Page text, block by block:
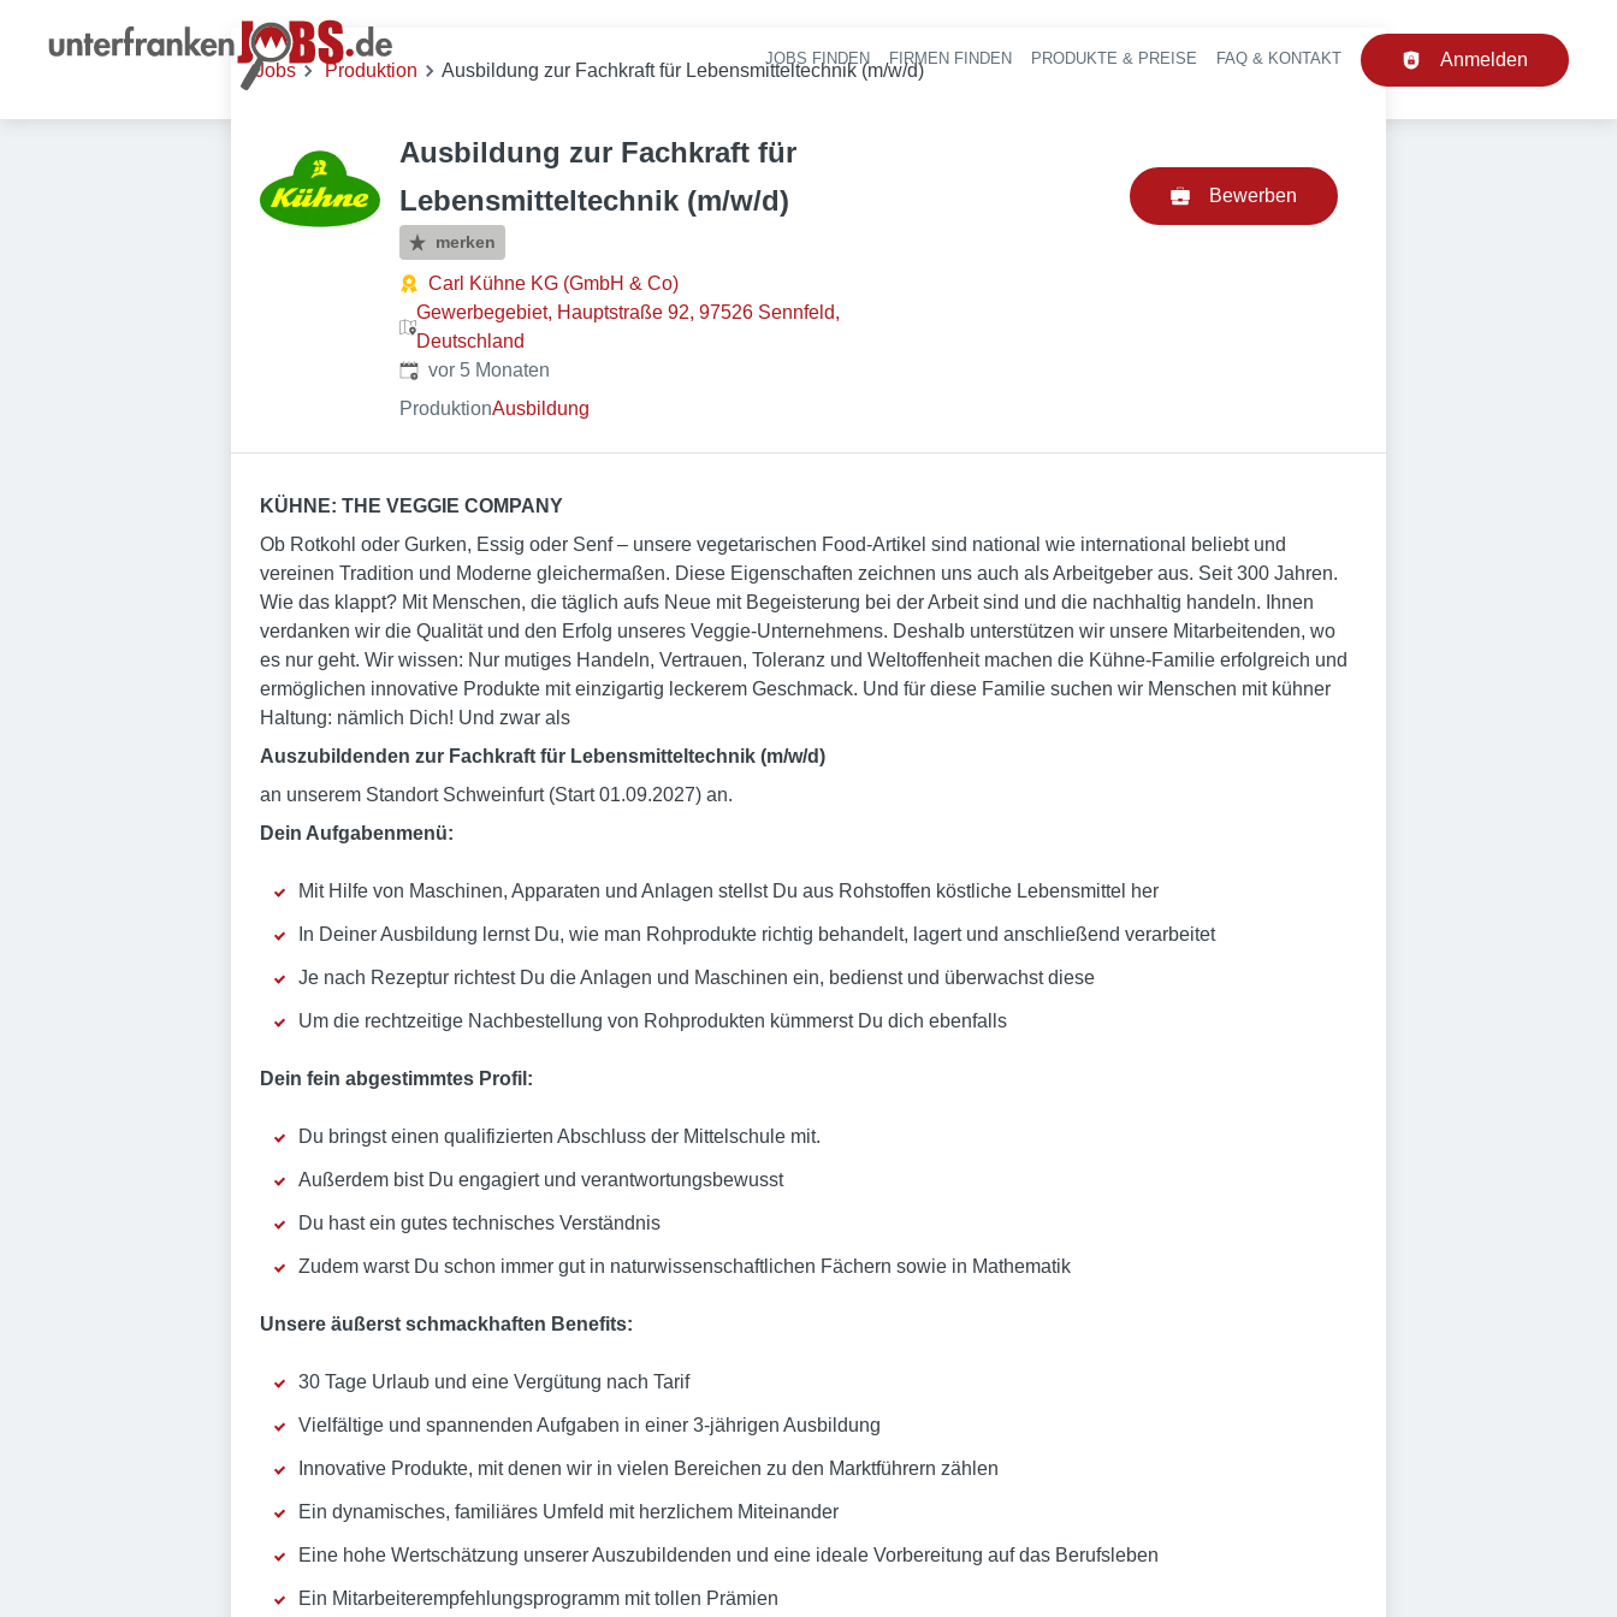
Haupt-Navigation
JOBS FINDEN FIRMEN FINDEN PRODUKTE & PREISE FAQ & KONTAKT Anmelden
Jobs Produktion Ausbildung zur Fachkraft für Lebensmitteltechnik (m/w/d)
Ausbildung zur Fachkraft für
Lebensmitteltechnik (m/w/d)
merken
Carl Kühne KG (GmbH & Co)
Gewerbegebiet, Hauptstraße 92, 97526 Sennfeld,
Deutschland
Veröffentlicht:
vor 5 Monaten
ProduktionAusbildung
Bewerben
KÜHNE: THE VEGGIE COMPANY
Ob Rotkohl oder Gurken, Essig oder Senf – unsere vegetarischen Food-Artikel sind national wie international beliebt und
vereinen Tradition und Moderne gleichermaßen. Diese Eigenschaften zeichnen uns auch als Arbeitgeber aus. Seit 300 Jahren.
Wie das klappt? Mit Menschen, die täglich aufs Neue mit Begeisterung bei der Arbeit sind und die nachhaltig handeln. Ihnen
verdanken wir die Qualität und den Erfolg unseres Veggie-Unternehmens. Deshalb unterstützen wir unsere Mitarbeitenden, wo
es nur geht. Wir wissen: Nur mutiges Handeln, Vertrauen, Toleranz und Weltoffenheit machen die Kühne-Familie erfolgreich und
ermöglichen innovative Produkte mit einzigartig leckerem Geschmack. Und für diese Familie suchen wir Menschen mit kühner
Haltung: nämlich Dich! Und zwar als
Auszubildenden zur Fachkraft für Lebensmitteltechnik (m/w/d)
an unserem Standort Schweinfurt (Start 01.09.2027) an.
Dein Aufgabenmenü:
Mit Hilfe von Maschinen, Apparaten und Anlagen stellst Du aus Rohstoffen köstliche Lebensmittel her
In Deiner Ausbildung lernst Du, wie man Rohprodukte richtig behandelt, lagert und anschließend verarbeitet
Je nach Rezeptur richtest Du die Anlagen und Maschinen ein, bedienst und überwachst diese
Um die rechtzeitige Nachbestellung von Rohprodukten kümmerst Du dich ebenfalls
Dein fein abgestimmtes Profil:
Du bringst einen qualifizierten Abschluss der Mittelschule mit.
Außerdem bist Du engagiert und verantwortungsbewusst
Du hast ein gutes technisches Verständnis
Zudem warst Du schon immer gut in naturwissenschaftlichen Fächern sowie in Mathematik
Unsere äußerst schmackhaften Benefits:
30 Tage Urlaub und eine Vergütung nach Tarif
Vielfältige und spannenden Aufgaben in einer 3-jährigen Ausbildung
Innovative Produkte, mit denen wir in vielen Bereichen zu den Marktführern zählen
Ein dynamisches, familiäres Umfeld mit herzlichem Miteinander
Eine hohe Wertschätzung unserer Auszubildenden und eine ideale Vorbereitung auf das Berufsleben
Ein Mitarbeiterempfehlungsprogramm mit tollen Prämien